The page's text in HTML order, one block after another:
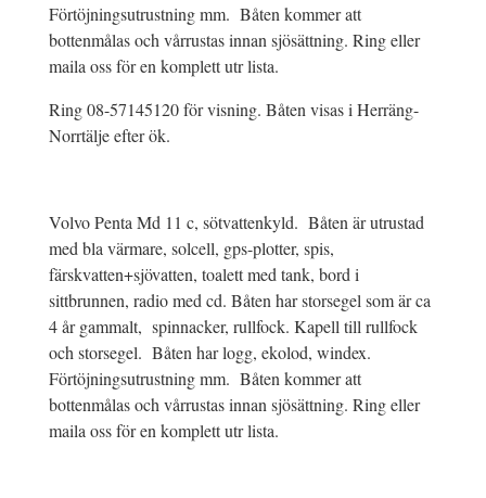
Förtöjningsutrustning mm. Båten kommer att
bottenmålas och vårrustas innan sjösättning. Ring eller
maila oss för en komplett utr lista.
Ring 08-57145120 för visning. Båten visas i Herräng-
Norrtälje efter ök.
Volvo Penta Md 11 c, sötvattenkyld. Båten är utrustad
med bla värmare, solcell, gps-plotter, spis,
färskvatten+sjövatten, toalett med tank, bord i
sittbrunnen, radio med cd. Båten har storsegel som är ca
4 år gammalt, spinnacker, rullfock. Kapell till rullfock
och storsegel. Båten har logg, ekolod, windex.
Förtöjningsutrustning mm. Båten kommer att
bottenmålas och vårrustas innan sjösättning. Ring eller
maila oss för en komplett utr lista.